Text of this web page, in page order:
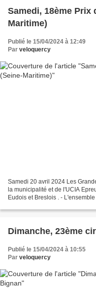
Samedi, 18ème Prix
Maritime)
Publié le 15/04/2024 à 12:49
Par veloquercy
Samedi 20 avril 2024 Les
la municipalité et de l'UCIA
Eudois et Breslois . -
Dimanche, 23ème
Publié le 15/04/2024 à 10:55
Par veloquercy